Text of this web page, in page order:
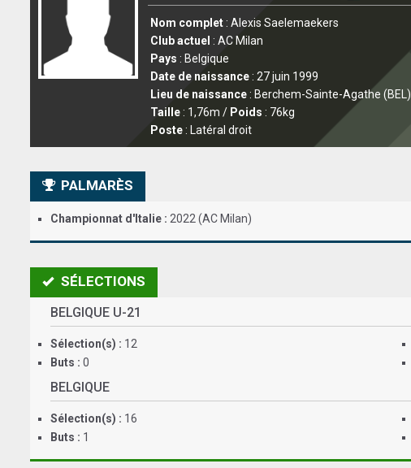
Nom complet : Alexis Saelemaekers
Club actuel : AC Milan
Pays : Belgique
Date de naissance: 27 juin 1999
Lieu de naissance: Berchem-Sainte-Agathe (BEL)
Taille: 1,76m / Poids : 76kg
Poste: Latéral droit
PALMARÈS
Championnat d'Italie : 2022 (AC Milan)
SÉLECTIONS
BELGIQUE U-21
Sélection(s) : 12
Buts : 0
BELGIQUE
Sélection(s) : 16
Buts : 1